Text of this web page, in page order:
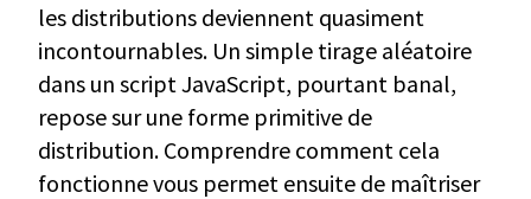
les distributions deviennent quasiment
incontournables. Un simple tirage aléatoire
dans un script JavaScript, pourtant banal,
repose sur une forme primitive de
distribution. Comprendre comment cela
fonctionne vous permet ensuite de maîtriser